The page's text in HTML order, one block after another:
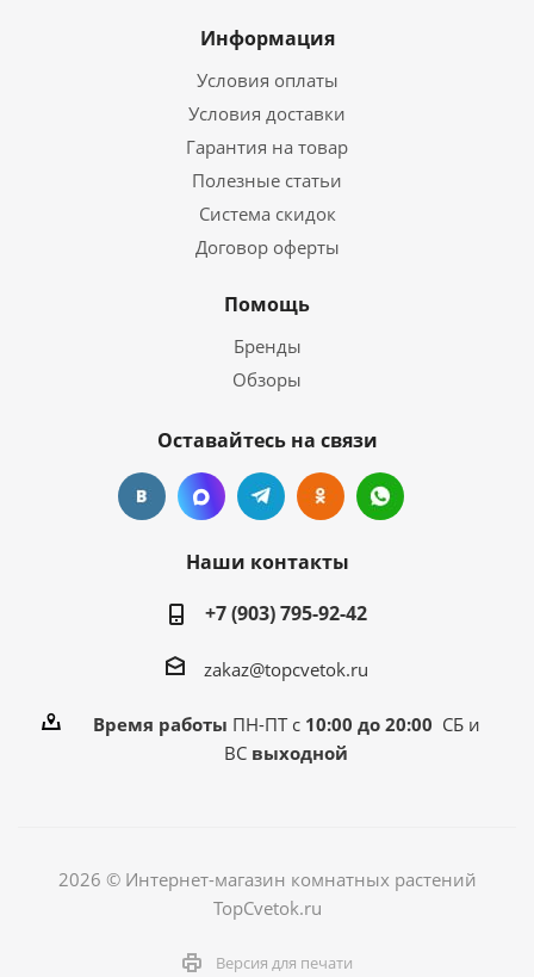
Информация
Условия оплаты
Условия доставки
Гарантия на товар
Полезные статьи
Система скидок
Договор оферты
Помощь
Бренды
Обзоры
Оставайтесь на связи
Наши контакты
+7 (903) 795-92-42
zakaz@topcvetok.ru
Время работы ПН-ПТ с 10:00 до 20:00 СБ и
ВС выходной
2026 © Интернет-магазин комнатных растений
TopCvetok.ru
Версия для печати